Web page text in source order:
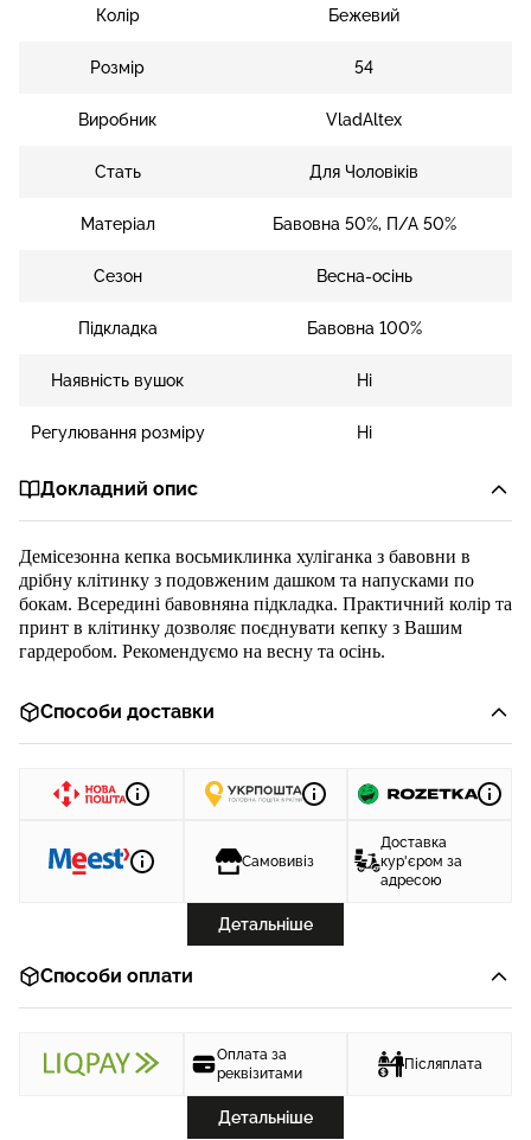
Колір Бежевий
Розмір 54
Виробник VladAltex
Стать Для Чоловіків
Матеріал Бавовна 50%, П/А 50%
Сезон Весна-осінь
Підкладка Бавовна 100%
Наявність вушок Ні
Регулювання розміру Ні
Докладний опис
Демісезонна кепка восьмиклинка хуліганка з бавовни в
дрібну клітинку з подовженим дашком та напусками по
бокам. Всередині бавовняна підкладка. Практичний колір та
принт в клітинку дозволяє поєднувати кепку з Вашим
гардеробом. Рекомендуємо на весну та осінь.
Способи доставки
Самовивіз
Доставка
кур'єром за
адресою
Детальніше
Способи оплати
Оплата за
реквізитами
Післяплата
Детальніше